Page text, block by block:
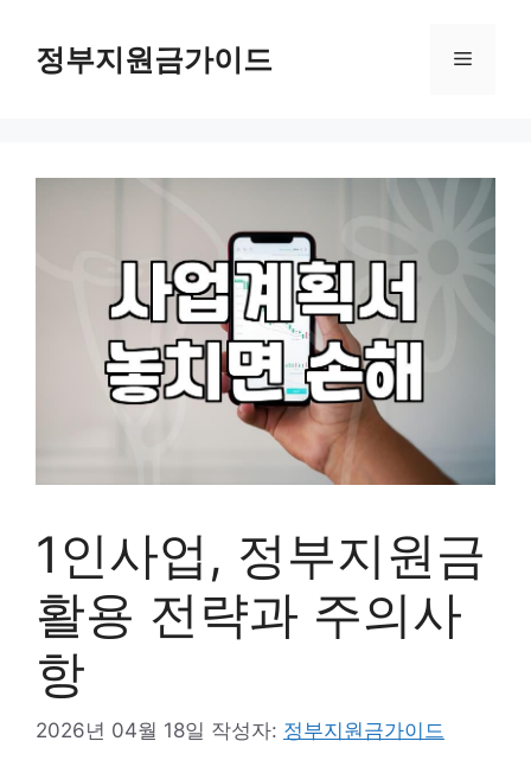
정부지원금가이드 메
1인사업, 정부지원금
활용 전략과 주의사
항
2026년 04월 18일 작성자: 정부지원금가이드